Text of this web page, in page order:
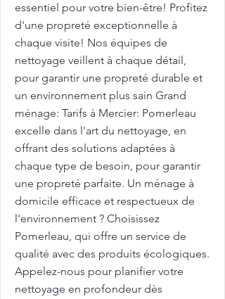
essentiel pour votre bien-être! Profitez
d'une propreté exceptionnelle à
chaque visite! Nos équipes de
nettoyage veillent à chaque détail,
pour garantir une propreté durable et
un environnement plus sain Grand
ménage: Tarifs à Mercier: Pomerleau
excelle dans l'art du nettoyage, en
offrant des solutions adaptées à
chaque type de besoin, pour garantir
une propreté parfaite. Un ménage à
domicile efficace et respectueux de
l'environnement ? Choisissez
Pomerleau, qui offre un service de
qualité avec des produits écologiques.
Appelez-nous pour planifier votre
nettoyage en profondeur dès